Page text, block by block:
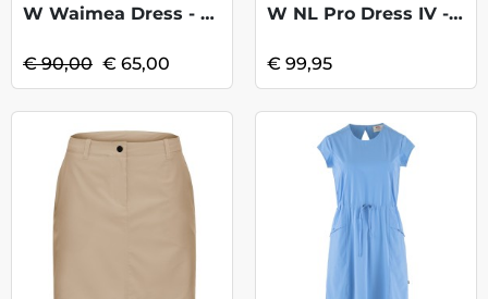
W Waimea Dress - Stone KOOPJE
€ 90,00 € 65,00
W NL Pro Dress IV - Cinnabar
€ 99,95